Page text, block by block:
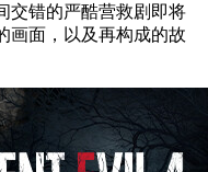
错的严酷营救剧即将
画面，以及再构成的故